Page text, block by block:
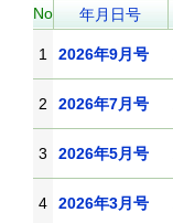
No 年月日号
1 2026年9月号
2 2026年7月号
3 2026年5月号
4 2026年3月号